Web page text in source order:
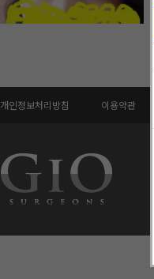
개인정보처리방침 이용약관